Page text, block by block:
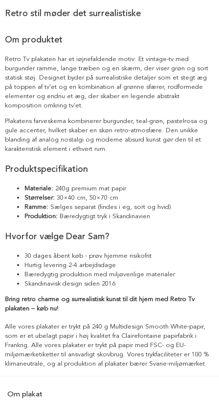
Retro stil møder det surrealistiske
Om produktet
Retro Tv plakaten har et iøjnefaldende motiv: Et vintage-tv med
burgunder ramme, lange træben og en skærm, der viser grøn og sort
statisk støj. Designet byder på surrealistiske detaljer som et stegt æg
på toppen af tv'et og en kombination af grønne sfærer, rodformede
elementer og endnu et æg, der skaber en legende abstrakt
komposition omkring tv'et.
Plakatens farveskema kombinerer burgunder, teal-grøn, pastelrosa og
gule accenter, hvilket skaber en skøn retro-atmosfære. Den unikke
blanding af analog nostalgi og moderne absurd kunst gør den til et
karakteristisk element i ethvert rum.
Produktspecifikation
Materiale: 240g premium mat papir
Størrelser: 30×40 cm, 50×70 cm
Ramme: Sælges separat (findes i eg, sort og hvid)
Produktion: Bæredygtigt tryk i Skandinavien
Hvorfor vælge Dear Sam?
30 dages åbent køb - prøv hjemme risikofrit
Hurtig levering 2-4 arbejdsdage
Bæredygtig produktion med miljøvenlige materialer
Skandinavisk design siden 2016
Bring retro charme og surrealistisk kunst til dit hjem med Retro Tv
plakaten – køb nu!
Alle vores plakater er trykt på 240 g Multidesign Smooth White-papir,
som er et ubelagt papir i høj kvalitet fra Clairefontaine papirfabrik i
Frankrig. Alle vores plakater er trykt på papir med FSC- og EU-
miljømærketiketter til ansvarligt skovbrug. Vores trykfaciliteter er 100 %
klimaneutrale, og al produktion af plakater bærer Svane-miljømærket.
Om plakat